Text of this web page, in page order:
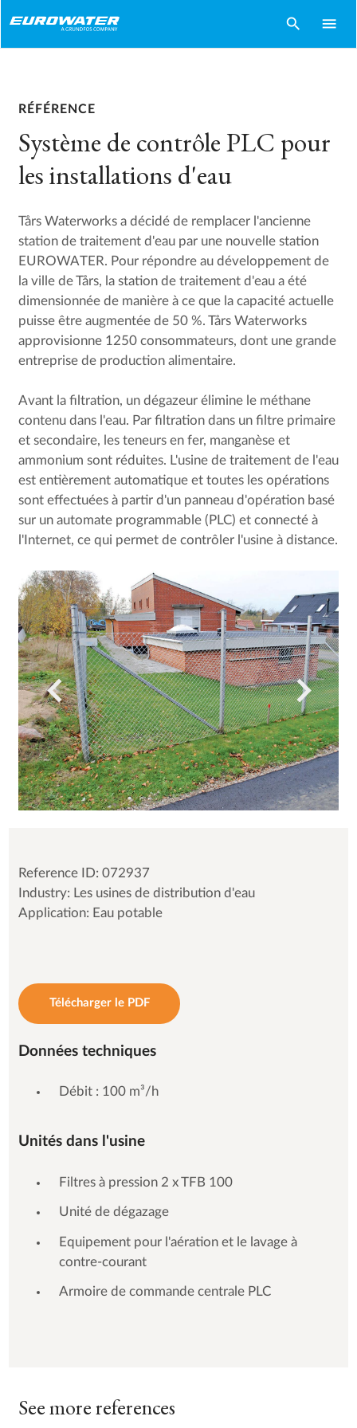
search menu
RÉFÉRENCE
Système de contrôle PLC pour
les installations d'eau
Tårs Waterworks a décidé de remplacer l'ancienne
station de traitement d'eau par une nouvelle station
EUROWATER. Pour répondre au développement de
la ville de Tårs, la station de traitement d'eau a été
dimensionnée de manière à ce que la capacité actuelle
puisse être augmentée de 50 %. Tårs Waterworks
approvisionne 1250 consommateurs, dont une grande
entreprise de production alimentaire.
Avant la filtration, un dégazeur élimine le méthane
contenu dans l'eau. Par filtration dans un filtre primaire
et secondaire, les teneurs en fer, manganèse et
ammonium sont réduites. L'usine de traitement de l'eau
est entièrement automatique et toutes les opérations
sont effectuées à partir d'un panneau d'opération basé
sur un automate programmable (PLC) et connecté à
l'Internet, ce qui permet de contrôler l'usine à distance.
Reference ID: 072937
Industry: Les usines de distribution d'eau
Application: Eau potable
Télécharger le PDF
Données techniques
Débit : 100 m³/h
Unités dans l'usine
Filtres à pression 2 x TFB 100
Unité de dégazage
Equipement pour l'aération et le lavage à
contre-courant
Armoire de commande centrale PLC
See more references